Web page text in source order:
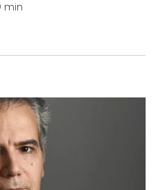
min